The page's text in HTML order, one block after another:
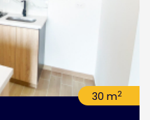
30 m2